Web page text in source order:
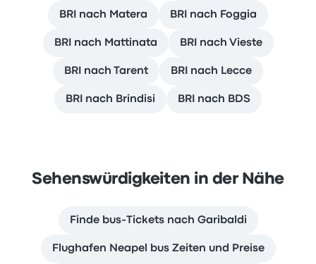
BRI nach Matera BRI nach Foggia
BRI nach Mattinata BRI nach Vieste
BRI nach Tarent BRI nach Lecce
BRI nach Brindisi BRI nach BDS
Sehenswürdigkeiten in der Nähe
Finde bus-Tickets nach Garibaldi
Flughafen Neapel bus Zeiten und Preise